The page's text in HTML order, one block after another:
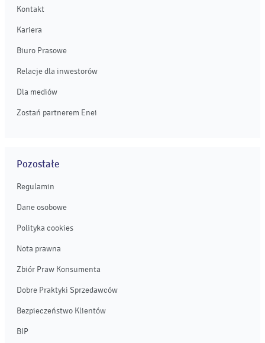
Kontakt
Kariera
Biuro Prasowe
Relacje dla inwestorów
Dla mediów
Zostań partnerem Enei
Pozostałe
Regulamin
Dane osobowe
Polityka cookies
Nota prawna
Zbiór Praw Konsumenta
Dobre Praktyki Sprzedawców
Bezpieczeństwo Klientów
BIP